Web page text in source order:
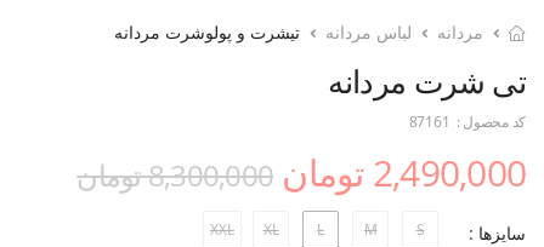
مردانه لباس مردانه تیشرت و پولوشرت مردانه
تی شرت مردانه
کد محصول : 87161
2,490,000 تومان 8,300,000 تومان
سایزها : S
M
L
XL
XXL